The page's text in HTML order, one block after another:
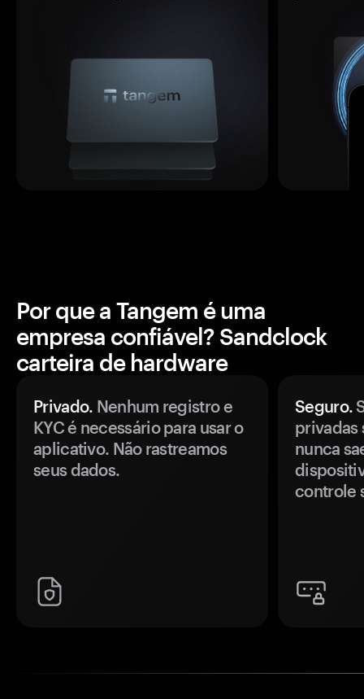
Por que a Tangem é uma
empresa confiável? Sandclock
carteira de hardware
Privado. Nenhum registro e
KYC é necessário para usar o
aplicativo. Não rastreamos
seus dados.
Seguro.
privadas
nunca
controle